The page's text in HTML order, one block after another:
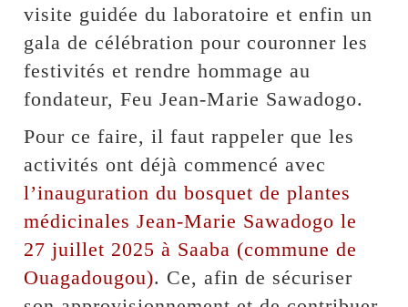
visite guidée du laboratoire et enfin un
gala de célébration pour couronner les
festivités et rendre hommage au
fondateur, Feu Jean-Marie Sawadogo.
Pour ce faire, il faut rappeler que les
activités ont déjà commencé avec
l’inauguration du bosquet de plantes
médicinales Jean-Marie Sawadogo le
27 juillet 2025 à Saaba (commune de
Ouagadougou). Ce, afin de sécuriser